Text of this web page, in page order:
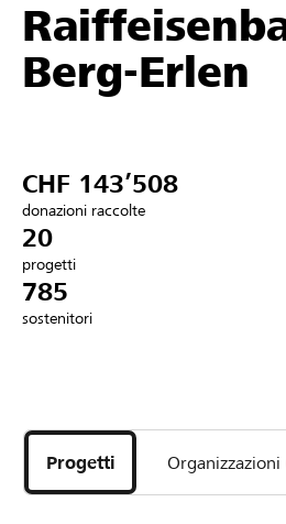
Sostenere
Aiuto & supporto
Collegarsi
DE FR IT
Berg-Erlen
CHF 143’508
donazioni raccolte
20
progetti
785
sostenitori
i
progetti
e
Progetti Organizzazioni